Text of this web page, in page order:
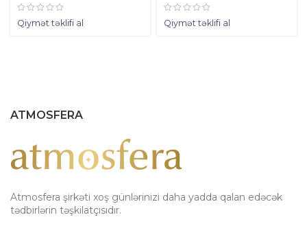
Qiymət təklifi al Qiymət təklifi al
ATMOSFERA
Atmosfera şirkəti xoş günlərinizi daha yadda qalan edəcək
tədbirlərin təşkilatçısıdır.